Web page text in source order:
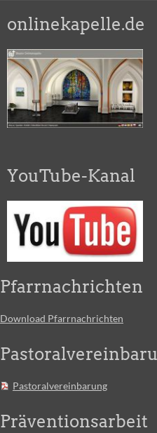
onlinekapelle.de
YouTube-Kanal
Pfarrnachrichten
Download Pfarrnachrichten
Pastoralvereinbarung
Präventionsarbeit